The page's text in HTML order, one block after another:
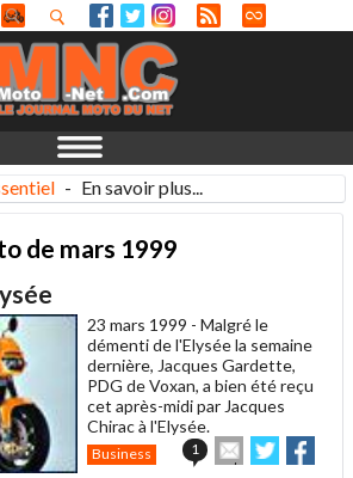
- En savoir plus...
de mars 1999
23 mars 1999 - Malgré le
démenti de l'Elysée la semaine
dernière, Jacques Gardette,
PDG de Voxan, a bien été reçu
cet après-midi par Jacques
Chirac à l'Elysée.
Business 1
Envoyer
cet
Partager
sur sur